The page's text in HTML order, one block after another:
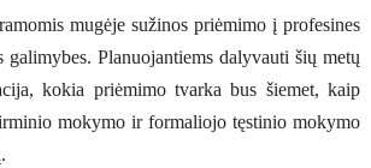
mugėje sužinos priėmimo į profesines
Planuojantiems dalyvauti šių metų
kokia priėmimo tvarka bus šiemet, kaip
mokymo ir formaliojo tęstinio mokymo